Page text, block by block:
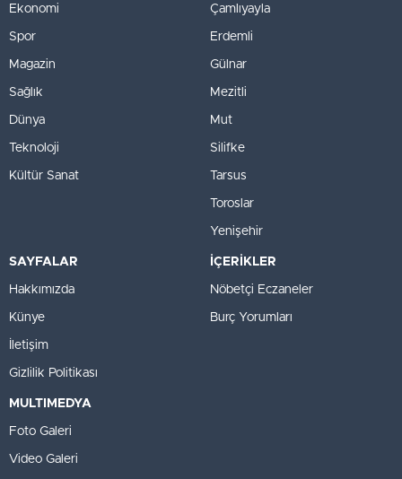
Ekonomi
Spor
Magazin
Sağlık
Dünya
Teknoloji
Kültür Sanat
Çamlıyayla
Erdemli
Gülnar
Mezitli
Mut
Silifke
Tarsus
Toroslar
Yenişehir
SAYFALAR
Hakkımızda
Künye
İletişim
Gizlilik Politikası
İÇERİKLER
Nöbetçi Eczaneler
Burç Yorumları
MULTIMEDYA
Foto Galeri
Video Galeri